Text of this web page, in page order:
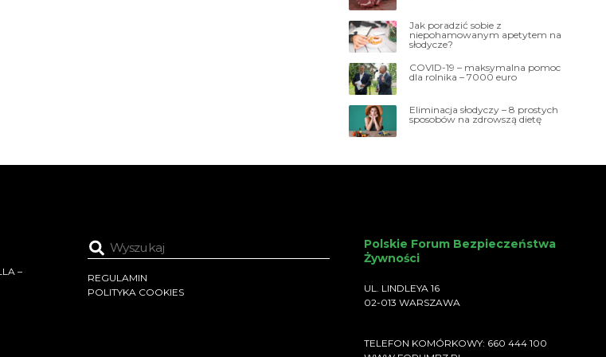
Jak poradzić sobie z
niepohamowanym apetytem na
słodycze?
COVID-19 – maksymalna pomoc
dla rolnika – 7000 euro
Eliminacja słodyczy – 8 prostych
sposobów na zdrowszą dietę
–
REGULAMIN
POLITYKA COOKIES
Polskie Forum Bezpieczeństwa
Żywności
UL. LINDLEYA 16
02-013 WARSZAWA
TELEFON KOMÓRKOWY: 660 444 100